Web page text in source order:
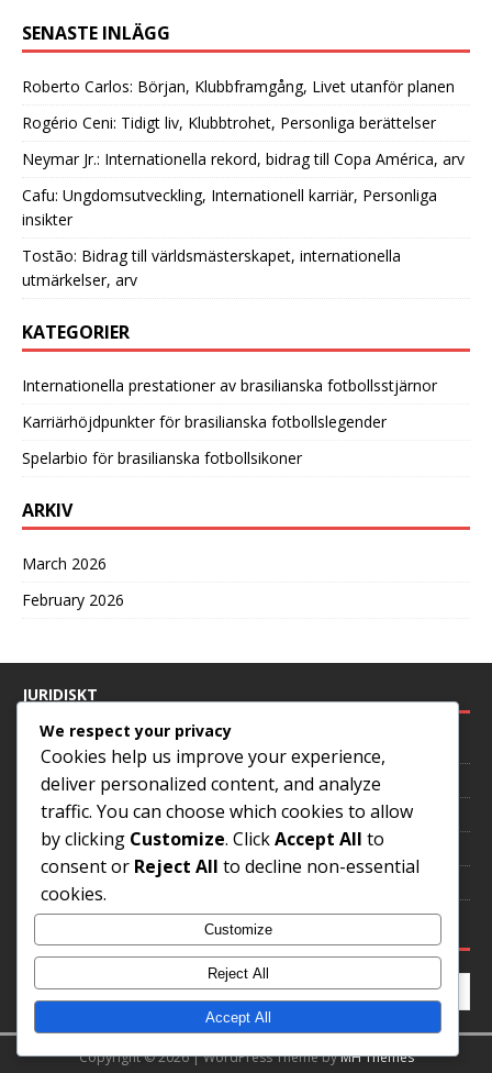
SENASTE INLÄGG
Roberto Carlos: Början, Klubbframgång, Livet utanför planen
Rogério Ceni: Tidigt liv, Klubbtrohet, Personliga berättelser
Neymar Jr.: Internationella rekord, bidrag till Copa América, arv
Cafu: Ungdomsutveckling, Internationell karriär, Personliga
insikter
Tostão: Bidrag till världsmästerskapet, internationella
utmärkelser, arv
KATEGORIER
Internationella prestationer av brasilianska fotbollsstjärnor
Karriärhöjdpunkter för brasilianska fotbollslegender
Spelarbio för brasilianska fotbollsikoner
ARKIV
March 2026
February 2026
JURIDISKT
Dataskyddspolicy
Om oss
Cookies och spårning
Hör av dig
Copyright © 2026 | WordPress Theme byMH Themes
We respect your privacy
Cookies help us improve your experience,
deliver personalized content, and analyze
traffic. You can choose which cookies to allow
by clicking Customize. ClickAccept All to
consent or Reject All to decline non-essential
cookies.
Customize
Reject All
Accept All